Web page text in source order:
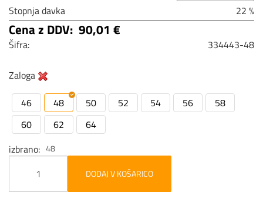
Stopnja davka
22 %
Cena z DDV: 90,01 €
Šifra: 334443-48
Zaloga
46
48 50 52 54 56
58
60
62
64
izbrano
48
DODAJ V KOŠARICO